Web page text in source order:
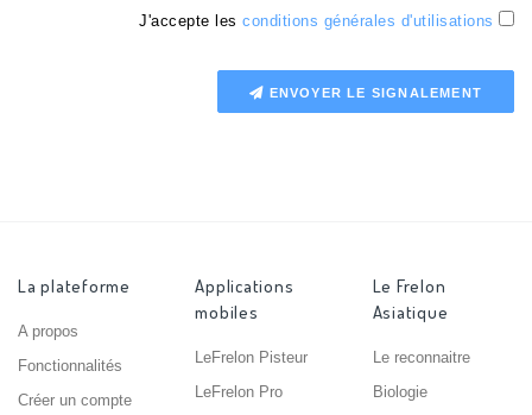
J'accepte les conditions générales d'utilisations
ENVOYER LE SIGNALEMENT
La plateforme
A propos
Fonctionnalités
Créer un compte
Applications
mobiles
LeFrelon Pisteur
LeFrelon Pro
Le Frelon
Asiatique
Le reconnaitre
Biologie